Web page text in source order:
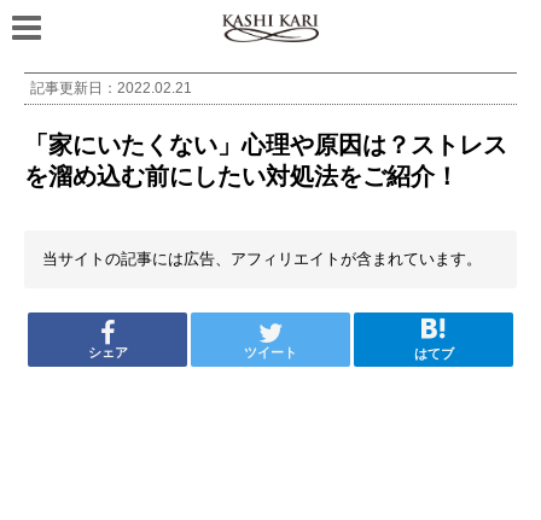
記事更新日： 2022.02.21
「家にいたくない」心理や原因は？ストレス
を溜め込む前にしたい対処法をご紹介！
当サイトの記事には広告、アフィリエイトが含まれています。
シェア ツイート はてブ